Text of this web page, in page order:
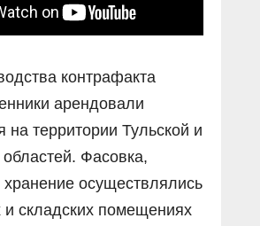
контрафакта
арендовали
территории Тульской и
Фасовка,
хранение осуществлялись
складских помещениях